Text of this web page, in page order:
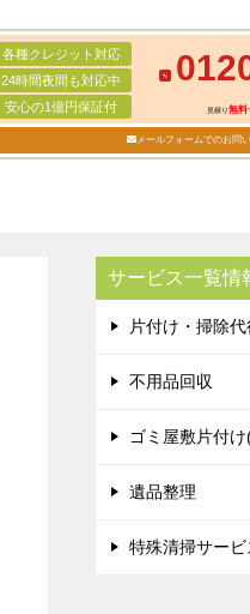
各種クレジット対応
24時間夜間も対応中
安心の1億円保証付
見積り無料
メールフォームでのお問
サービス一覧情
片付け・掃除代
不用品回収
ゴミ屋敷片付
遺品整理
特殊清掃サービ